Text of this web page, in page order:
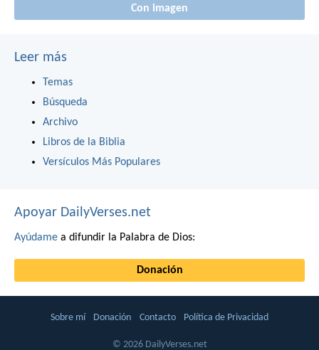
Con imagen
Leer más
Temas
Búsqueda
Archivo
Libros de la Biblia
Versículos Más Populares
Apoyar DailyVerses.net
Ayúdame a difundir la Palabra de Dios:
Donación
Sobre mí Donación Contacto Política de Privacidad
© 2026 DailyVerses.net